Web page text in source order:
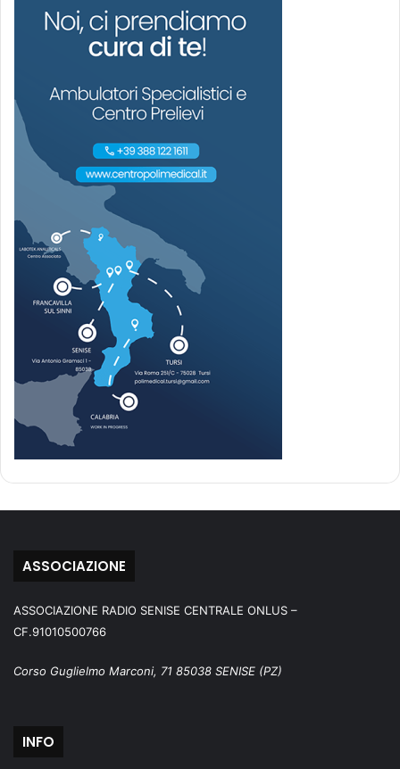
ASSOCIAZIONE
ASSOCIAZIONE RADIO SENISE CENTRALE ONLUS –
CF.91010500766
Corso Guglielmo Marconi, 71 85038 SENISE (PZ)
INFO